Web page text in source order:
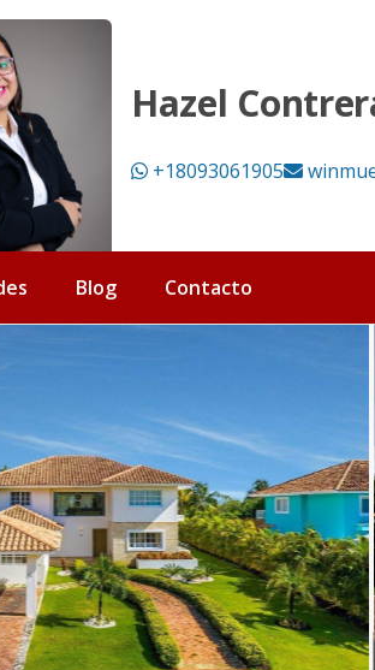
Hazel
+18093061905
Blog Contacto
en renta vacacional en Cocotal Golf